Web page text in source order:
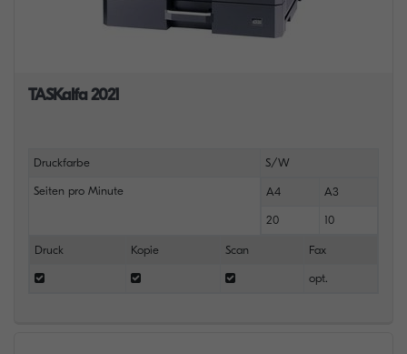
TASKalfa 2021
Druckfarbe S/W
Seiten pro Minute A4 A3
20 10
Druck Kopie Scan Fax
opt.